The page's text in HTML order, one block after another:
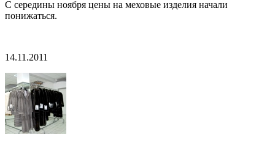
С середины ноября цены на меховые изделия начали
понижаться.
14.11.2011